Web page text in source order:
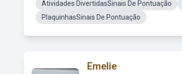
Atividades DivertidasSinais De Pontuação
PlaquinhasSinais De Pontuação
Emelie